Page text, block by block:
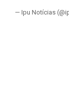
— Ipu Notícias